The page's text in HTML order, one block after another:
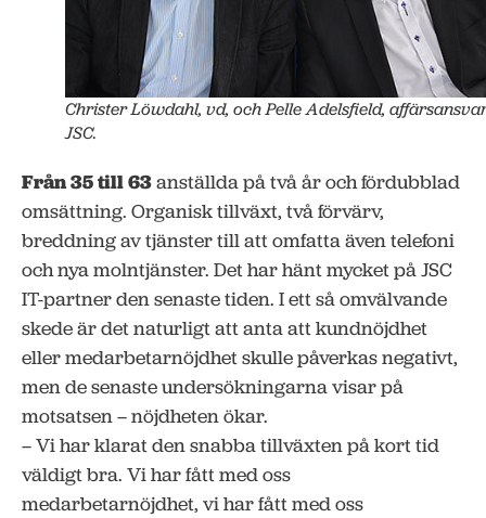
Christer Löwdahl, vd, och Pelle Adelsfield,
JSC.
Från 35 till 63anställda på två år och fördubblad
omsättning. Organisk tillväxt, två förvärv,
breddning av tjänster till att omfatta även telefoni
och nya molntjänster. Det har hänt mycket på JSC
IT-partner den senaste tiden. I ett så omvälvande
skede är det naturligt att anta att kundnöjdhet
eller medarbetarnöjdhet skulle påverkas negativt,
men de senaste undersökningarna visar på
motsatsen – nöjdheten ökar.
– Vi har klarat den snabba tillväxten på kort tid
väldigt bra. Vi har fått med oss
medarbetarnöjdhet, vi har fått med oss